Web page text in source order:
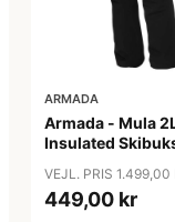
ARMADA
Armada - Mula
Insulated
VEJL. PRIS 1.499,00
449,00 kr